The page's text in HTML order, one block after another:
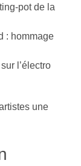
pot de la
: hommage
l’électro
une